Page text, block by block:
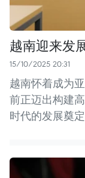
越南迎来发
15/10/2025 20:31
越南怀着成为
前正迈出构建
时代的发展奠定